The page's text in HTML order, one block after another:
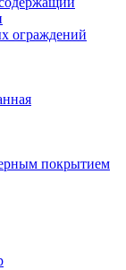
ограждений
покрытием